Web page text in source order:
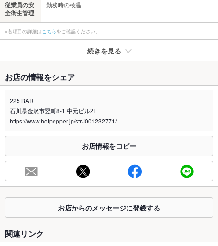
従業員の安
全衛生管理
勤務時の検温
※各項目の詳細はこちらをご確認ください。
続きを見る
禁煙・喫煙
分煙（仕切りなし）
頂きますので、気軽にご相談下さいませ。
※2020年4月1日～受動喫煙対策に関する法律が施行されています。正しい情報はお店へお問い
合わせください。
総席数 50席
容人数
100人(立食時最大120名様までご利用可能です。)
個室
お店の情報をシェア
225 BAR
石川県金沢市竪町8-1 中元ビル2F
https://www.hotpepper.jp/strJ001232771/
お店情報をコピー
お店からのメッセージに登録する
関連リンク